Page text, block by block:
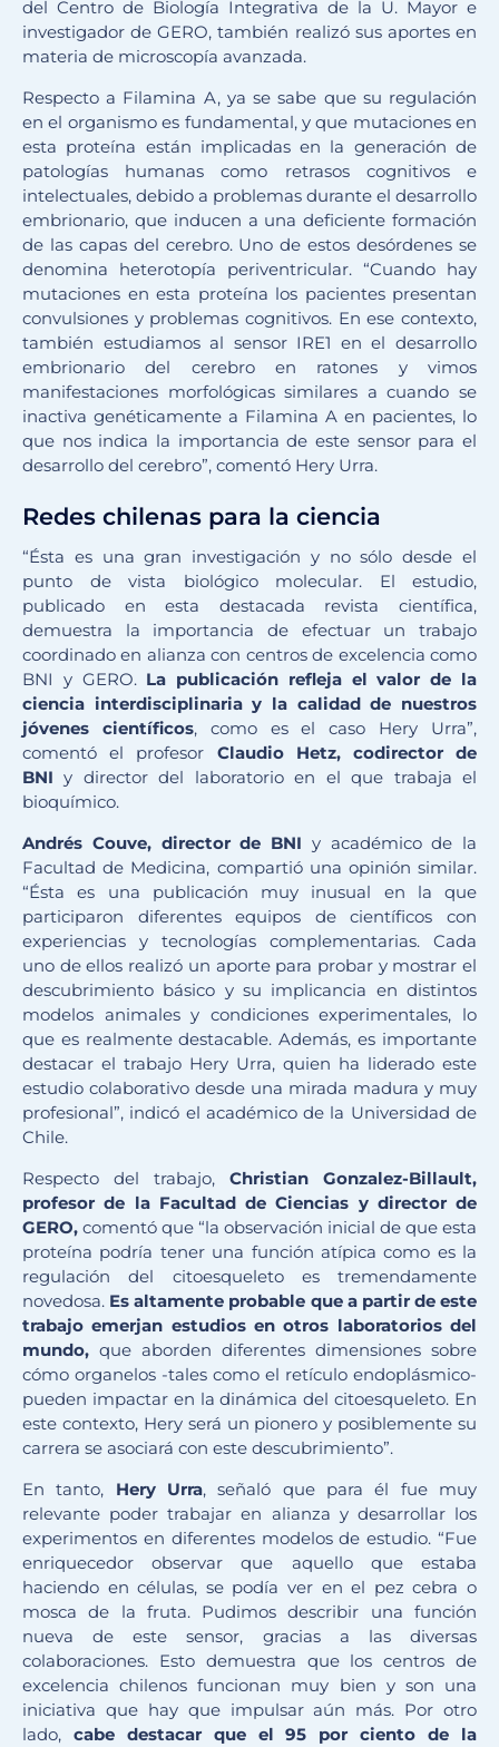
del Centro de Biología Integrativa de la U. Mayor e
investigador de GERO, también realizó sus aportes en
materia de microscopía avanzada.
Respecto a Filamina A, ya se sabe que su regulación
en el organismo es fundamental, y que mutaciones en
esta proteína están implicadas en la generación de
patologías humanas como retrasos cognitivos e
intelectuales, debido a problemas durante el desarrollo
embrionario, que inducen a una deficiente formación
de las capas del cerebro. Uno de estos desórdenes se
denomina heterotopía periventricular. “Cuando hay
mutaciones en esta proteína los pacientes presentan
convulsiones y problemas cognitivos. En ese contexto,
también estudiamos al sensor IRE1 en el desarrollo
embrionario del cerebro en ratones y vimos
manifestaciones morfológicas similares a cuando se
inactiva genéticamente a Filamina A en pacientes, lo
que nos indica la importancia de este sensor para el
desarrollo del cerebro”, comentó Hery Urra.
Redes chilenas para la ciencia
“Ésta es una gran investigación y no sólo desde el
punto de vista biológico molecular. El estudio,
publicado en esta destacada revista científica,
demuestra la importancia de efectuar un trabajo
coordinado en alianza con centros de excelencia como
BNI y GERO. La publicación refleja el valor de la
ciencia interdisciplinaria y la calidad de nuestros
jóvenes científicos, como es el caso Hery Urra”,
comentó el profesor Claudio Hetz, codirector de
BNI y director del laboratorio en el que trabaja el
bioquímico.
Andrés Couve, director de BNI y académico de la
Facultad de Medicina, compartió una opinión similar.
“Ésta es una publicación muy inusual en la que
participaron diferentes equipos de científicos con
experiencias y tecnologías complementarias. Cada
uno de ellos realizó un aporte para probar y mostrar el
descubrimiento básico y su implicancia en distintos
modelos animales y condiciones experimentales, lo
que es realmente destacable. Además, es importante
destacar el trabajo Hery Urra, quien ha liderado este
estudio colaborativo desde una mirada madura y muy
profesional”, indicó el académico de la Universidad de
Chile.
Respecto del trabajo, Christian Gonzalez-Billault,
profesor de la Facultad de Ciencias y director de
GERO, comentó que “la observación inicial de que esta
proteína podría tener una función atípica como es la
regulación del citoesqueleto es tremendamente
novedosa. Es altamente probable que a partir de este
trabajo emerjan estudios en otros laboratorios del
mundo, que aborden diferentes dimensiones sobre
cómo organelos -tales como el retículo endoplásmico-
pueden impactar en la dinámica del citoesqueleto. En
este contexto, Hery será un pionero y posiblemente su
carrera se asociará con este descubrimiento”.
En tanto, Hery Urra, señaló que para él fue muy
relevante poder trabajar en alianza y desarrollar los
experimentos en diferentes modelos de estudio. “Fue
enriquecedor observar que aquello que estaba
haciendo en células, se podía ver en el pez cebra o
mosca de la fruta. Pudimos describir una función
nueva de este sensor, gracias a las diversas
colaboraciones. Esto demuestra que los centros de
excelencia chilenos funcionan muy bien y son una
iniciativa que hay que impulsar aún más. Por otro
lado, cabe destacar que el 95 por ciento de la